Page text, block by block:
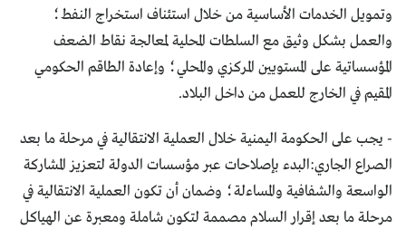
وتمويل الخدمات الأساسية من خلال استئناف استخراج النفط؛
والعمل بشكل وثيق مع السلطات المحلية لمعالجة نقاط الضعف
المؤسساتية على المستويين المركزي والمحلي؛ وإعادة الطاقم الحكومي
المقيم في الخارج للعمل من داخل البلاد.
- يجب على الحكومة اليمنية خلال العملية الانتقالية في مرحلة ما بعد
الصراع الجاري:البدء بإصلاحات عبر مؤسسات الدولة لتعزيز المشاركة
الواسعة والشفافية والمساءلة؛ وضمان أن تكون العملية الانتقالية في
مرحلة ما بعد إقرار السلام مصممة لتكون شاملة ومعبرة عن الهياكل